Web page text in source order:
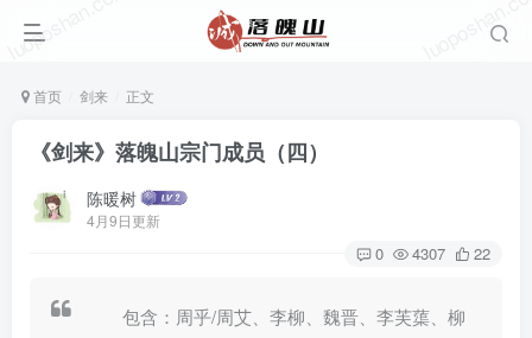
首页 剑来 正文
《剑来》落魄山宗门成员（四）
陈暖树
4月9日更新
0 4307 22
luoposhan.com
包含：周乎/周艾、李柳、魏晋、李芙蕖、柳